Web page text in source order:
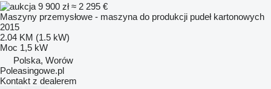
9 900 zł≈ 2 295 €
Maszyny przemysłowe - maszyna do produkcji pudeł kartonowych
2015
2.04 KM (1.5 kW)
Moc 1,5 kW
Polska, Worów
Poleasingowe.pl
Kontakt z dealerem